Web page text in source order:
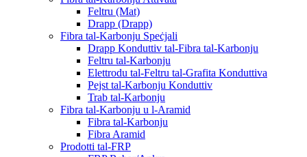
Feltru (Mat)
Drapp (Drapp)
Fibra tal-Karbonju Speċjali
Drapp Konduttiv tal-Fibra tal-Karbonju
Feltru tal-Karbonju
Elettrodu tal-Feltru tal-Grafita Konduttiva
Pejst tal-Karbonju Konduttiv
Trab tal-Karbonju
Fibra tal-Karbonju u l-Aramid
Fibra tal-Karbonju
Fibra Aramid
Prodotti tal-FRP